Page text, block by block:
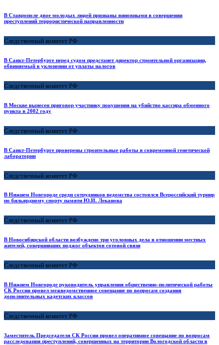
В Ставрополе двое молодых людей признаны виновными в совершении
преступлений террористической направленности
Следственный комитет РФ
В Санкт-Петербурге перед судом предстанет директор строительной организации,
обвиняемый в уклонении от уплаты налогов
Следственный комитет РФ
В Москве вынесен приговор участнику покушения на убийство кассира обменного
пункта в 2002 году
Следственный комитет РФ
В Санкт-Петербурге проверены строительные работы в современной генетической
лаборатории
Следственный комитет РФ
В Нижнем Новгороде среди сотрудников ведомства состоялся Всероссийский турнир
по бильярдному спорту памяти Ю.И. Леканова
Следственный комитет РФ
В Новосибирской области возбуждено три уголовных дела в отношении местных
жителей, совершивших поджог объектов сотовой связи
Следственный комитет РФ
В Нижнем Новгороде руководитель управления общественно-политической работы
СК России провел межведомственное совещание по вопросам создания
дополнительных кадетских классов
Следственный комитет РФ
Заместитель Председателя СК России провел оперативное совещание по вопросам
расследования преступлений, совершенных на территории Вологодской области в